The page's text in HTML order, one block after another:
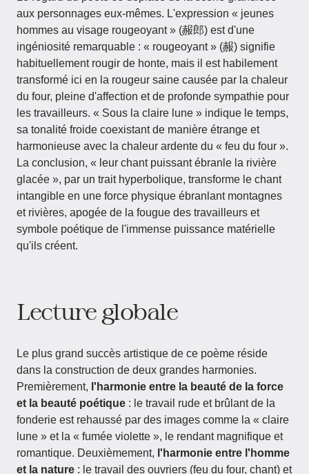
aux personnages eux-mêmes. L'expression « jeunes
hommes au visage rougeoyant » (赧郎) est d'une
ingéniosité remarquable : « rougeoyant » (赧) signifie
habituellement rougir de honte, mais il est habilement
transformé ici en la rougeur saine causée par la chaleur
du four, pleine d'affection et de profonde sympathie pour
les travailleurs. « Sous la claire lune » indique le temps,
sa tonalité froide coexistant de manière étrange et
harmonieuse avec la chaleur ardente du « feu du four ».
La conclusion, « leur chant puissant ébranle la rivière
glacée », par un trait hyperbolique, transforme le chant
intangible en une force physique ébranlant montagnes
et rivières, apogée de la fougue des travailleurs et
symbole poétique de l'immense puissance matérielle
qu'ils créent.
Lecture globale
Le plus grand succès artistique de ce poème réside
dans la construction de deux grandes harmonies.
Premièrement, l'harmonie entre la beauté de la force
et la beauté poétique : le travail rude et brûlant de la
fonderie est rehaussé par des images comme la « claire
lune » et la « fumée violette », le rendant magnifique et
romantique. Deuxièmement, l'harmonie entre l'homme
et la nature : le travail des ouvriers (feu du four, chant) et